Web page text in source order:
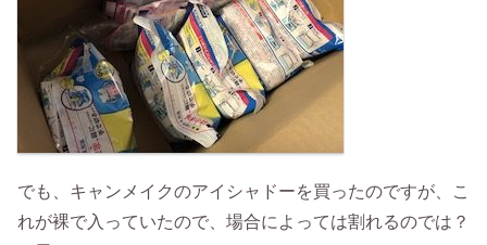
でも、キャンメイクのアイシャドーを買ったのですが、こ
れが裸で入っていたので、場合によっては割れるのでは？